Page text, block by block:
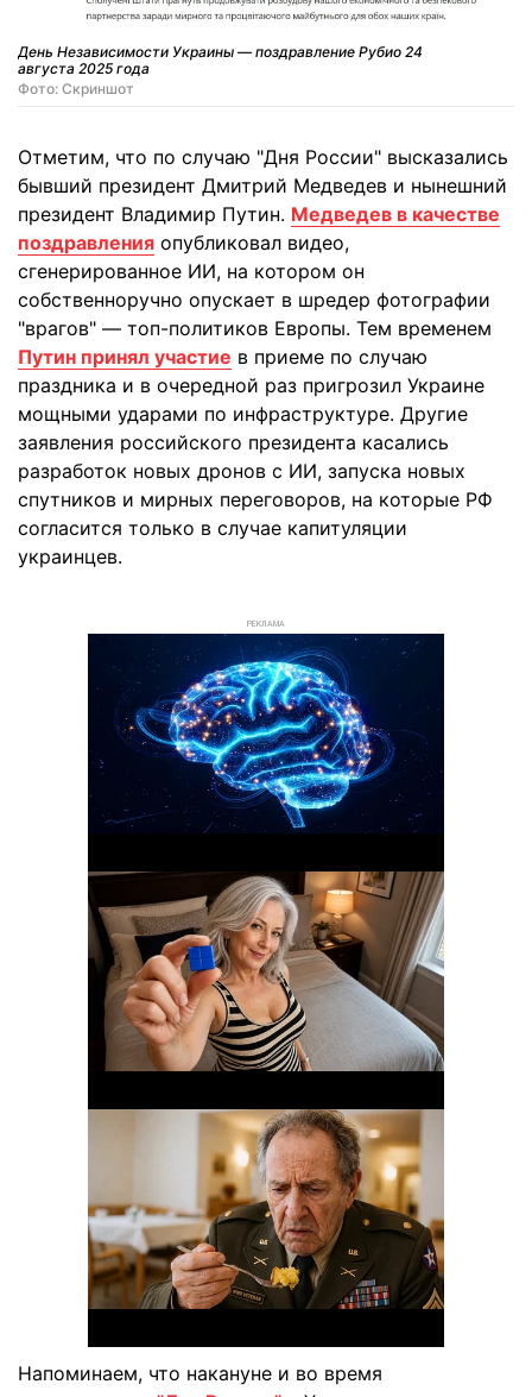
День Независимости Украины — поздравление Рубио 24
августа 2025 года
Фото: Скриншот
Отметим, что по случаю "Дня России" высказались
бывший президент Дмитрий Медведев и нынешний
президент Владимир Путин. Медведев в качестве
поздравления опубликовал видео,
сгенерированное ИИ, на котором он
собственноручно опускает в шредер фотографии
"врагов" — топ-политиков Европы. Тем временем
Путин принял участие в приеме по случаю
праздника и в очередной раз пригрозил Украине
мощными ударами по инфраструктуре. Другие
заявления российского президента касались
разработок новых дронов с ИИ, запуска новых
спутников и мирных переговоров, на которые РФ
согласится только в случае капитуляции
украинцев.
РЕКЛАМА
Напоминаем, что накануне и во время